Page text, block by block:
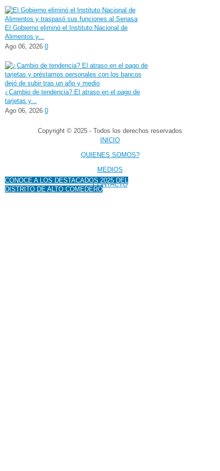
CONOCE A LOS DESTACADOS 2025 DEL
DISTRITO DE ALTO COMEDERO
El Gobierno eliminó el Instituto Nacional de
Alimentos y...
Ago 06, 2026 0
¿Cambio de tendencia? El atraso en el pago de
tarjetas y...
Ago 06, 2026 0
Copyright © 2025 - Todos los derechos reservados
INICIO
QUIENES SOMOS?
MEDIOS
CONTACTO